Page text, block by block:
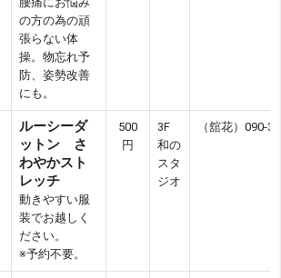
の方の為の頑
張らない体
操。物忘れ予
防、姿勢改善
にも。
ルーシーダ
ットン さ
わやかスト
レッチ
動きやすい服
装でお越しく
ださい。
※予約不要。
500
円
3F
和の
スタ
ジオ
（舘花）090-